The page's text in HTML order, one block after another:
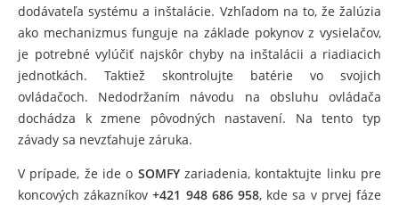
dodávateľa systému a inštalácie. Vzhľadom na to, že žalúzia
ako mechanizmus funguje na základe pokynov z vysielačov,
je potrebné vylúčiť najskôr chyby na inštalácii a riadiacich
jednotkách. Taktiež skontrolujte batérie vo svojich
ovládačoch. Nedodržaním návodu na obsluhu ovládača
dochádza k zmene pôvodných nastavení. Na tento typ
závady sa nevzťahuje záruka.
V prípade, že ide o SOMFYzariadenia, kontaktujte linku pre
koncových zákazníkov+421 948 686 958, kde sa v prvej fáze